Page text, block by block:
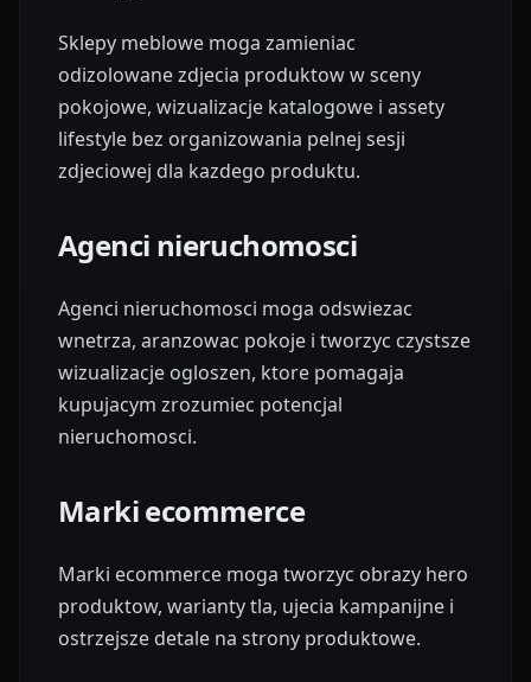
Sklepy meblowe moga zamieniac
odizolowane zdjecia produktow w sceny
pokojowe, wizualizacje katalogowe i assety
lifestyle bez organizowania pelnej sesji
zdjeciowej dla kazdego produktu.
Agenci nieruchomosci
Agenci nieruchomosci moga odswiezac
wnetrza, aranzowac pokoje i tworzyc czystsze
wizualizacje ogloszen, ktore pomagaja
kupujacym zrozumiec potencjal
nieruchomosci.
Marki ecommerce
Marki ecommerce moga tworzyc obrazy hero
produktow, warianty tla, ujecia kampanijne i
ostrzejsze detale na strony produktowe.